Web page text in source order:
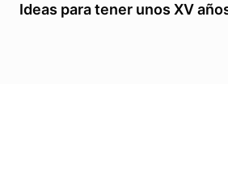
Ideas para tener unos XV